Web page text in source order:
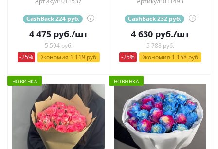
CashBack 224 руб. ?
4 475руб./шт
5 594 руб.
-25%
Экономия 1 119 руб.
CashBack 232 руб. ?
4 630руб./шт
5 788 руб.
-25%
Экономия 1 158 руб.
НОВИНКА НОВИНКА